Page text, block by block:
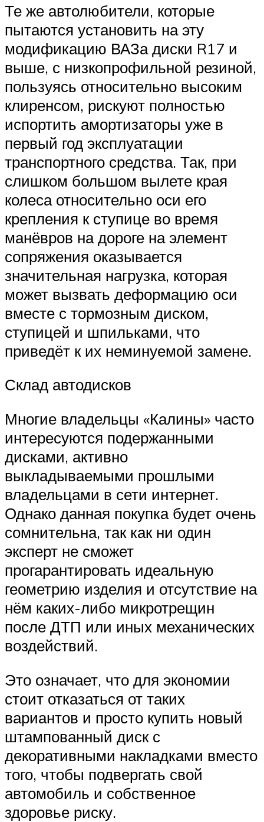
Те же автолюбители, которые
пытаются установить на эту
модификацию ВАЗа диски R17 и
выше, с низкопрофильной резиной,
пользуясь относительно высоким
клиренсом, рискуют полностью
испортить амортизаторы уже в
первый год эксплуатации
транспортного средства. Так, при
слишком большом вылете края
колеса относительно оси его
крепления к ступице во время
манёвров на дороге на элемент
сопряжения оказывается
значительная нагрузка, которая
может вызвать деформацию оси
вместе с тормозным диском,
ступицей и шпильками, что
приведёт к их неминуемой замене.
Склад автодисков
Многие владельцы «Калины» часто
интересуются подержанными
дисками, активно
выкладываемыми прошлыми
владельцами в сети интернет.
Однако данная покупка будет очень
сомнительна, так как ни один
эксперт не сможет
прогарантировать идеальную
геометрию изделия и отсутствие на
нём каких-либо микротрещин
после ДТП или иных механических
воздействий.
Это означает, что для экономии
стоит отказаться от таких
вариантов и просто купить новый
штампованный диск с
декоративными накладками вместо
того, чтобы подвергать свой
автомобиль и собственное
здоровье риску.